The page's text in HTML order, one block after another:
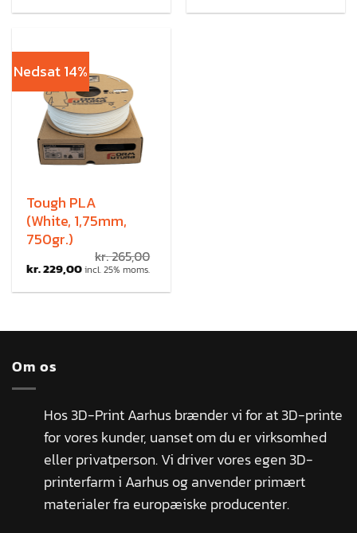
Nedsat 14%
Tough PLA
(White, 1,75mm,
750gr.)
kr.265,00
kr.229,00incl. 25% moms.
Om os
Hos 3D-Print Aarhus brænder vi for at 3D-printe
for vores kunder, uanset om du er virksomhed
eller privatperson. Vi driver vores egen 3D-
printerfarm i Aarhus og anvender primært
materialer fra europæiske producenter.